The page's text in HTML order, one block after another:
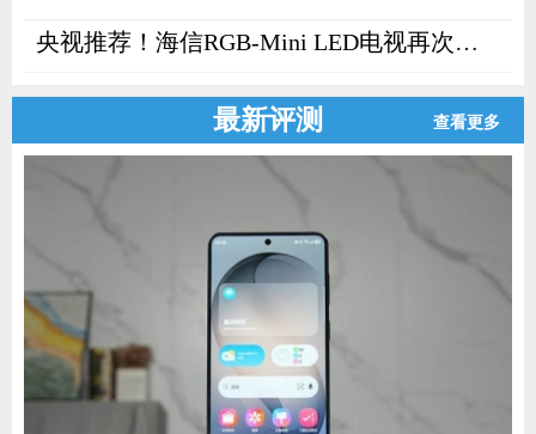
央视推荐！海信RGB-Mini LED电视再次刷屏
最新评测 查看更多